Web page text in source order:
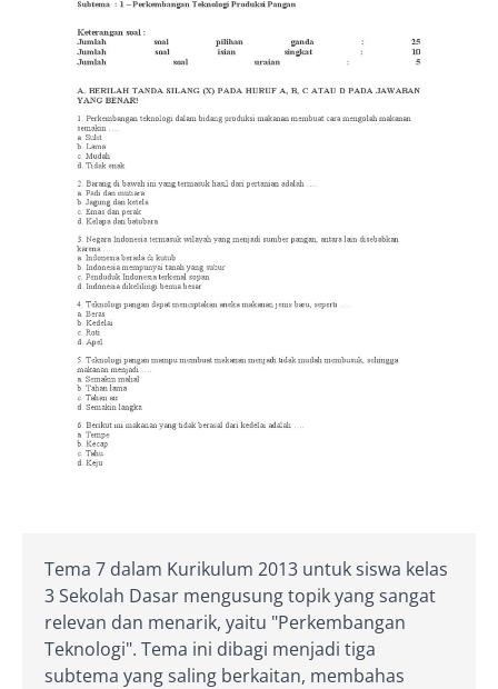
Tema 7 dalam Kurikulum 2013 untuk siswa kelas
3 Sekolah Dasar mengusung topik yang sangat
relevan dan menarik, yaitu "Perkembangan
Teknologi". Tema ini dibagi menjadi tiga
subtema yang saling berkaitan, membahas